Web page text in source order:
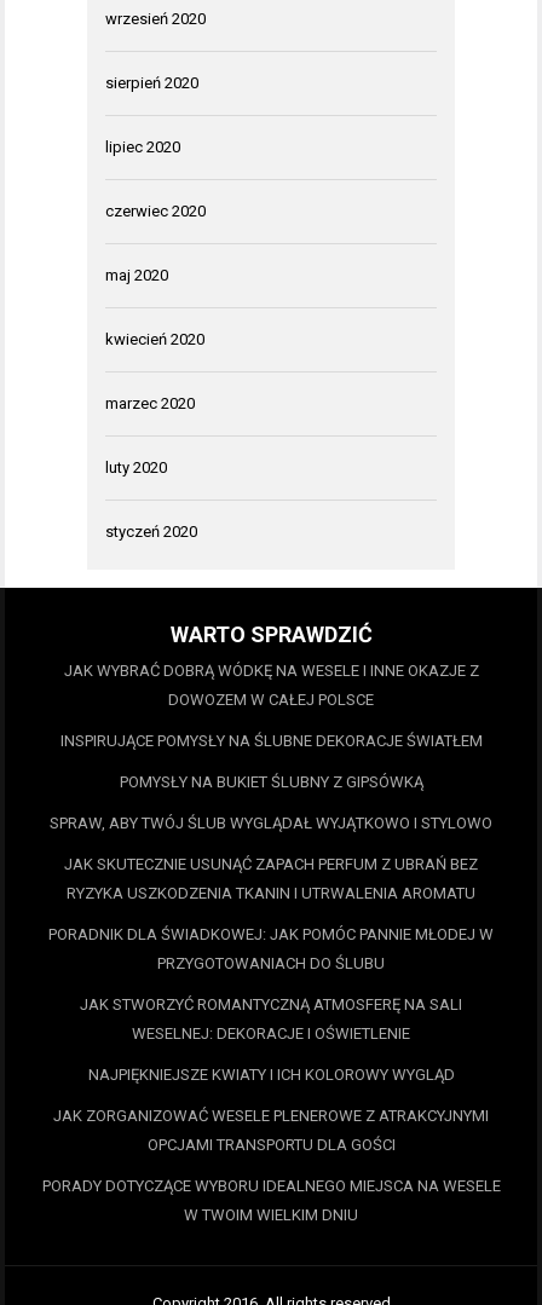
wrzesień 2020
sierpień 2020
lipiec 2020
czerwiec 2020
maj 2020
kwiecień 2020
marzec 2020
luty 2020
styczeń 2020
WARTO SPRAWDZIĆ
JAK WYBRAĆ DOBRĄ WÓDKĘ NA WESELE I INNE OKAZJE Z
DOWOZEM W CAŁEJ POLSCE
INSPIRUJĄCE POMYSŁY NA ŚLUBNE DEKORACJE ŚWIATŁEM
POMYSŁY NA BUKIET ŚLUBNY Z GIPSÓWKĄ
SPRAW, ABY TWÓJ ŚLUB WYGLĄDAŁ WYJĄTKOWO I STYLOWO
JAK SKUTECZNIE USUNĄĆ ZAPACH PERFUM Z UBRAŃ BEZ
RYZYKA USZKODZENIA TKANIN I UTRWALENIA AROMATU
PORADNIK DLA ŚWIADKOWEJ: JAK POMÓC PANNIE MŁODEJ W
PRZYGOTOWANIACH DO ŚLUBU
JAK STWORZYĆ ROMANTYCZNĄ ATMOSFERĘ NA SALI
WESELNEJ: DEKORACJE I OŚWIETLENIE
NAJPIĘKNIEJSZE KWIATY I ICH KOLOROWY WYGLĄD
JAK ZORGANIZOWAĆ WESELE PLENEROWE Z ATRAKCYJNYMI
OPCJAMI TRANSPORTU DLA GOŚCI
PORADY DOTYCZĄCE WYBORU IDEALNEGO MIEJSCA NA WESELE
W TWOIM WIELKIM DNIU